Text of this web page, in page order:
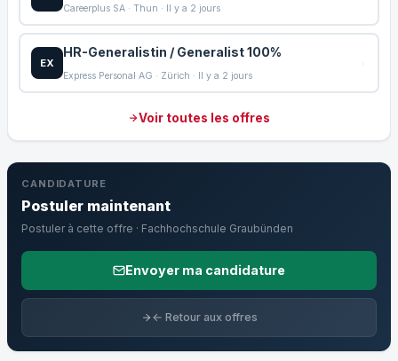
Careerplus SA · Thun · Il y a 2 jours
EX
HR-Generalistin / Generalist 100%
Express Personal AG · Zürich · Il y a 2 jours
Voir toutes les offres
CANDIDATURE
Postuler maintenant
Postuler à cette offre · Fachhochschule Graubünden
Envoyer ma candidature
← Retour aux offres